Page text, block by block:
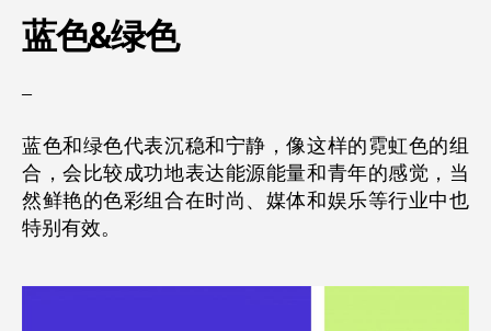
蓝色&绿色
–
蓝色和绿色代表沉稳和宁静，像这样的霓虹色的组
合，会比较成功地表达能源能量和青年的感觉，当
然鲜艳的色彩组合在时尚、媒体和娱乐等行业中也
特别有效。